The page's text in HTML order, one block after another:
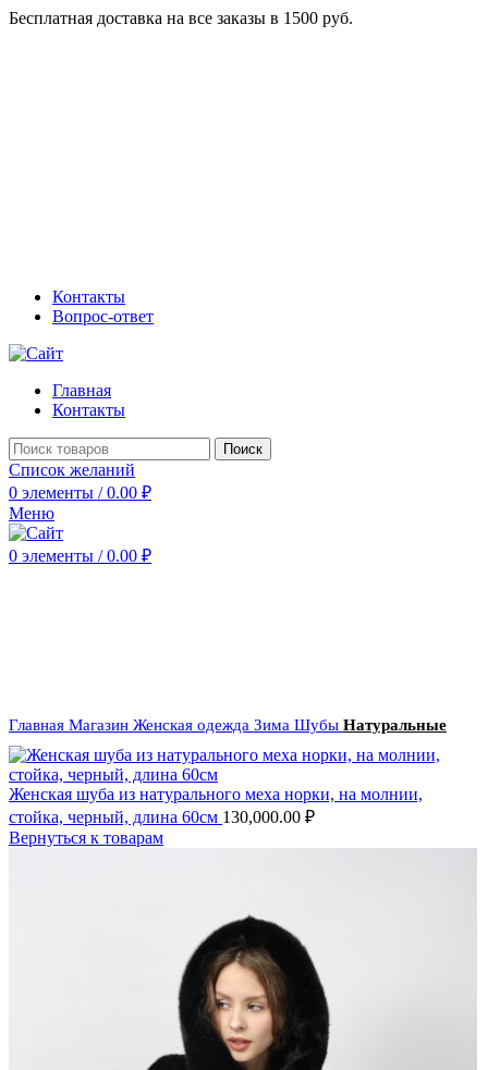
Бесплатная доставка на все заказы в 1500 руб.
Контакты
Вопрос-ответ
Главная
Контакты
Поиск
Список желаний
0 элементы / 0.00 ₽
Меню
0 элементы / 0.00 ₽
Главная Магазин Женская одежда Зима Шубы Натуральные
Женская шуба из натурального меха норки, на молнии,
стойка, черный, длина 60см 130,000.00 ₽
Вернуться к товарам